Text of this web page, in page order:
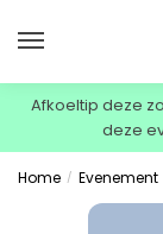
Afkoeltip deze
deze
Home / Evenement